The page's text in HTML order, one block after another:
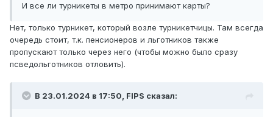
И все ли турникеты в метро принимают карты?
Нет, только турникет, который возле турникетчицы. Там всегда
очередь стоит, т.к. пенсионеров и льготников также
пропускают только через него (чтобы можно было сразу
псведольготников отловить).
В 23.01.2024 в 17:50, FIPS сказал: